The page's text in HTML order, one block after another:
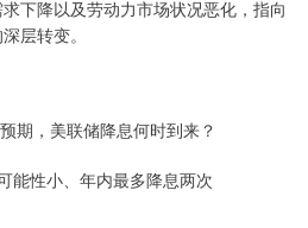
下降以及劳动力市场状况恶化，指向
层转变。
期，美联储降息何时到来？
能性小、年内最多降息两次